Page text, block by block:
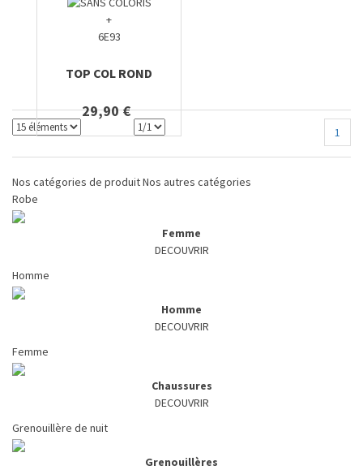
+
6E93
TOP COL ROND
29,90 €
1
Nos catégories de produitNos autres catégories
Robe
Femme
DECOUVRIR
Homme
Homme
DECOUVRIR
Femme
Chaussures
DECOUVRIR
Grenouillère de nuit
Grenouillères